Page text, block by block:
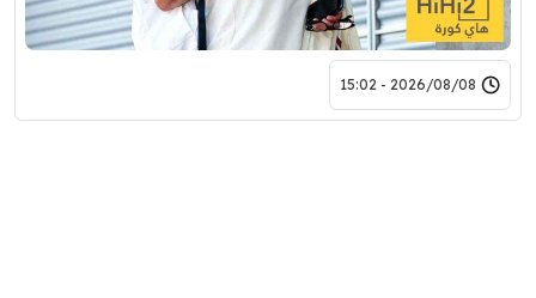
2026/08/08 - 15:02